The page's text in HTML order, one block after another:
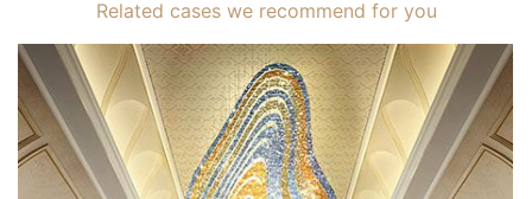
Related cases we recommend for you